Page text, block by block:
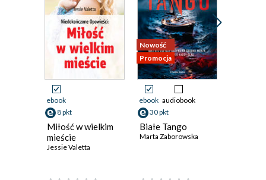
ebook
8 pkt
Miłość w wielkim
mieście
Jessie Valetta
Nowość
Promocja
ebook audiobook
30 pkt
Białe Tango
Marta Zaborowska